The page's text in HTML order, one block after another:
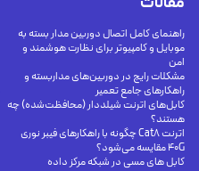
راهنمای کامل اتصال دوربین مدار بسته به
موبایل و کامپیوتر برای نظارت هوشمند و
امن
مشکلات رایج در دوربین‌های مداربسته و
راهکارهای جامع تعمیر
کابل‌های اترنت شیلددار (محافظت‌شده) چه
هستند؟
اترنت Cat8 چگونه با راهکارهای فیبر نوری
40G مقایسه می‌شود؟
کابل های مسی در شبکه مرکز داده